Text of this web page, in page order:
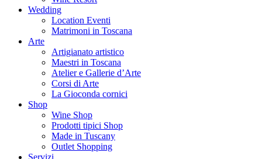
Wedding
Location Eventi
Matrimoni in Toscana
Arte
Artigianato artistico
Maestri in Toscana
Atelier e Gallerie d’Arte
Corsi di Arte
La Gioconda cornici
Shop
Wine Shop
Prodotti tipici Shop
Made in Tuscany
Outlet Shopping